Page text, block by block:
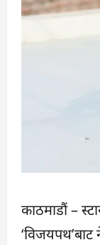
काठमाडौं –